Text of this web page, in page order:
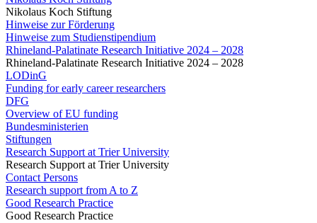
Nikolaus Koch Stiftung
Hinweise zur Förderung
Hinweise zum Studienstipendium
Rhineland-Palatinate Research Initiative 2024 – 2028
Rhineland-Palatinate Research Initiative 2024 – 2028
LODinG
Funding for early career researchers
DFG
Overview of EU funding
Bundesministerien
Stiftungen
Research Support at Trier University
Research Support at Trier University
Contact Persons
Research support from A to Z
Good Research Practice
Good Research Practice